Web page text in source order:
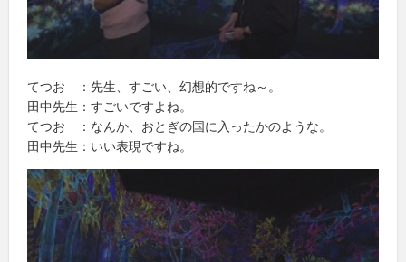
てつお ：先生、すごい、幻想的ですね～。
田中先生：すごいですよね。
てつお ：なんか、おとぎの国に入ったかのような。
田中先生：いい表現ですね。